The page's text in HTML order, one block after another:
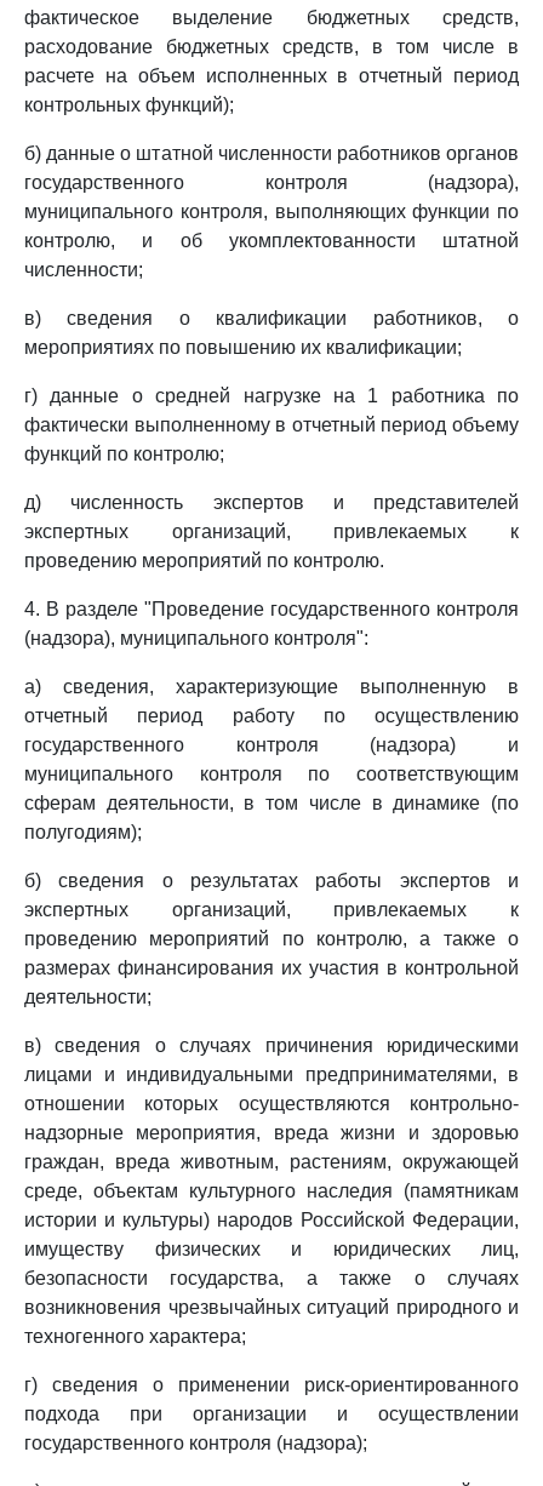
фактическое выделение бюджетных средств,
расходование бюджетных средств, в том числе в
расчете на объем исполненных в отчетный период
контрольных функций);
б) данные о штатной численности работников органов
государственного контроля (надзора),
муниципального контроля, выполняющих функции по
контролю, и об укомплектованности штатной
численности;
в) сведения о квалификации работников, о
мероприятиях по повышению их квалификации;
г) данные о средней нагрузке на 1 работника по
фактически выполненному в отчетный период объему
функций по контролю;
д) численность экспертов и представителей
экспертных организаций, привлекаемых к
проведению мероприятий по контролю.
4. В разделе "Проведение государственного контроля
(надзора), муниципального контроля":
а) сведения, характеризующие выполненную в
отчетный период работу по осуществлению
государственного контроля (надзора) и
муниципального контроля по соответствующим
сферам деятельности, в том числе в динамике (по
полугодиям);
б) сведения о результатах работы экспертов и
экспертных организаций, привлекаемых к
проведению мероприятий по контролю, а также о
размерах финансирования их участия в контрольной
деятельности;
в) сведения о случаях причинения юридическими
лицами и индивидуальными предпринимателями, в
отношении которых осуществляются контрольно-
надзорные мероприятия, вреда жизни и здоровью
граждан, вреда животным, растениям, окружающей
среде, объектам культурного наследия (памятникам
истории и культуры) народов Российской Федерации,
имуществу физических и юридических лиц,
безопасности государства, а также о случаях
возникновения чрезвычайных ситуаций природного и
техногенного характера;
г) сведения о применении риск-ориентированного
подхода при организации и осуществлении
государственного контроля (надзора);